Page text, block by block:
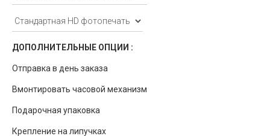
ДОПОЛНИТЕЛЬНЫЕ ОПЦИИ :
Отправка в день заказа
Вмонтировать часовой механизм
Подарочная упаковка
Крепление на липучках